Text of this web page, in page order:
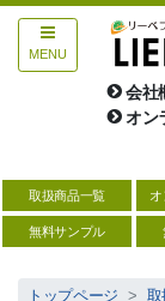
MENU
会社
オン
取扱商品一覧
無料サンプル
トップページ 取
お問合せ
ハードウッド【